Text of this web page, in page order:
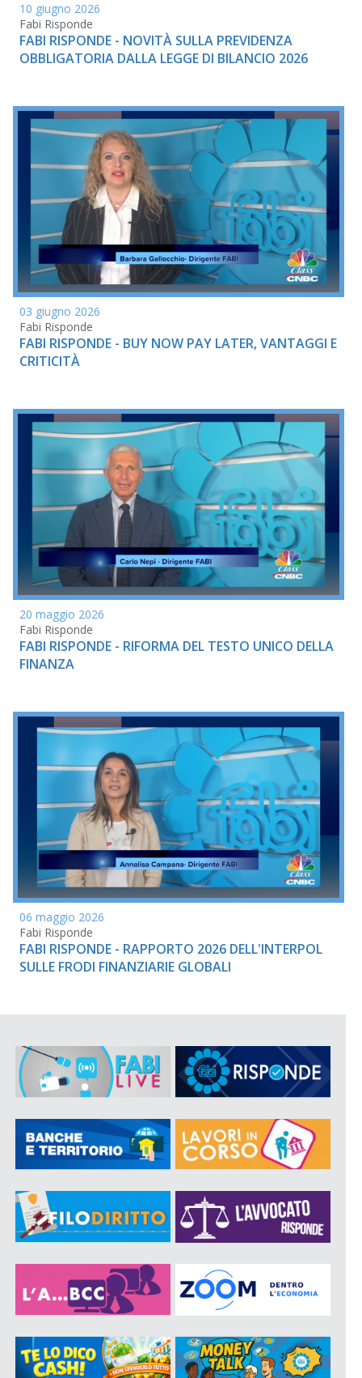
10 giugno 2026
Fabi Risponde
FABI RISPONDE - NOVITÀ SULLA PREVIDENZA
OBBLIGATORIA DALLA LEGGE DI BILANCIO 2026
03 giugno 2026
Fabi Risponde
FABI RISPONDE - BUY NOW PAY LATER, VANTAGGI E
CRITICITÀ
20 maggio 2026
Fabi Risponde
FABI RISPONDE - RIFORMA DEL TESTO UNICO DELLA
FINANZA
06 maggio 2026
Fabi Risponde
FABI RISPONDE - RAPPORTO 2026 DELL'INTERPOL
SULLE FRODI FINANZIARIE GLOBALI